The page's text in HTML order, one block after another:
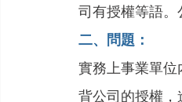
司有授權等語
二、問題：
實務上事業單
背公司的授權